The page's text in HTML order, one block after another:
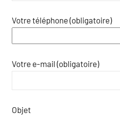
Votre téléphone (obligatoire)
Votre e-mail (obligatoire)
Objet